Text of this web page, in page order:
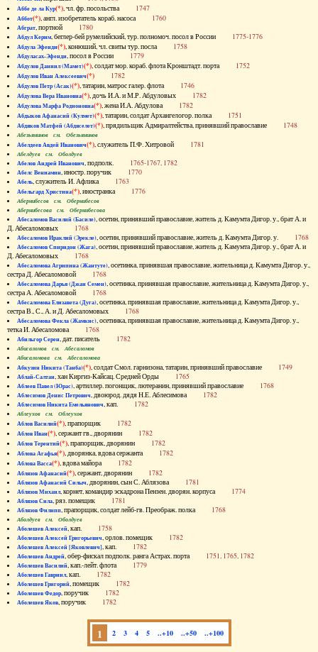
Аббе де ла Кур(*), чл. фр. посольства 1747
Аббот(*), англ. изобретатель кораб. насоса 1760
Абграт, портной 1780
Абдул Керим, беглер-бей румелийский, тур. полномоч. посол в России 1775-1776
Абдула Эфенди(*), конюший, чл. свиты тур. посла 1758
Абдуласах-Эфенди, посол в России 1779
Абдулов Даниил (Мамет)(*), солдат мор. кораб. флота Кронштадт. порта 1752
Абдулов Иван Алексеевич(*) 1782
Абдулов Петр (Асак)(*), татарин, матрос галер. флота 1746
Абдулова Вера Ивановна(*), дочь И.А. и М.Р. Абдуловых 1782
Абдулова Марфа Родионовна(*), жена И.А. Абдулова 1782
Абдыков Афанасий (Кулмет)(*), татарин, солдат Архангелогор. полка 1751
Абдяков Матфей (Абдяселет)(*), прядильщик Адмиралтейства, принявший православие 1748
Абезьянинов см. Обезьянинов
Абелдеев Авдей Иванович(*), служитель П.Ф. Хитровой 1781
Абелдуев см. Оболдуев
Абелов Андрей Иванович, подполк. 1765-1767, 1782
Абелс Вениамин, иностр. поручик 1770
Абель, служитель И. Афлика 1763
Абельгард Христина(*), иностранка 1776
Абернибесов см. Обернибесов
Абернибесова см. Обернибесова
Абесаломов Василий (Басиле), осетин, принявший православие, житель д. Камумта Дигор. у., брат А. и
Д. Абесаломовых 1768
Абесаломов Ираклий (Эрекле), осетин, принявший православие, житель д. Камумта Дигор. у. 1768
Абесаломов Спиридон (Жага), осетин, принявший православие, житель д. Камумта Дигор. у., брат А. и
Д. Абесаломовых 1768
Абесаломова Агрипина (Жантуте), осетинка, принявшая православие, жительница д. Камумта Дигор. у.,
сестра Д. Абесаломовой 1768
Абесаломова Дарья (Джан Семен), осетинка, принявшая православие, жительница д. Камумта Дигор. у.,
сестра А. Абесаломовой 1768
Абесаломова Елизавета (Дуга), осетинка, принявшая православие, жительница д. Камумта Дигор. у.,
сестра В., С., А. и Д. Абесаломовых 1768
Абесаломова Фекла (Жамкис), осетинка, принявшая православие, жительница д. Камумта Дигор. у.,
тетка И. Абесаломова 1768
Абильгор Серен, дат. писатель 1782
Абисаломов см. Абесаломов
Абисаломова см. Абесаломова
Абкузин Никита (Танба)(*), солдат Смол. гарнизона, татарин, принявший православие 1749
Аблай-Салтан, хан Киргиз-Кайсац. Средней Орды 1765
Аблеев Павел (Юрас), артиллер. погонщик, лютеранин, принявший православие 1768
Аблесимов Денис Петрович, двоюрод. дядя Н.Е. Аблесимова 1782
Аблесимов Никита Емельянович, кап. 1782
Аблеухов см. Облеухов
Аблов Василий(*), прапорщик 1782
Аблов Иван(*), сержант гв., дворянин 1782
Аблов Терентий(*), прапорщик, дворянин 1782
Аблова Агафья(*), дворянка, вдова сержанта 1782
Аблова Васса(*), вдова майора 1782
Аблязов Афанасий(*), сержант, дворянин 1782
Аблязов Афанасий Силыч, дворянин, сын С. Аблязова 1781
Аблязов Михаил, корнет, командир эскадрона Пензен. дворян. корпуса 1774
Аблязов Сила, ряз. помещик 1781
Аблязов Филипп, прапорщик, солдат лейб-гв. Преображ. полка 1768
Аболдуев см. Оболдуев
Аболешев Алексей, кап. 1758
Аболешев Алексей Григорьевич, орлов. помещик 1782
Аболешев Алексей [Яковлевич], кап. 1782
Аболешев Андрей, обер-фискал подполк. ранга Астрах. порта 1751, 1765, 1782
Аболешев Василий, кап.-лейт. флота 1779
Аболешев Гавриил, кап. 1782
Аболешев Григорий, помещик 1782
Аболешев Федор, поручик 1782
Аболешев Яков, поручик 1782
1 2 3 4 5 ..+10 ..+50 ..+100